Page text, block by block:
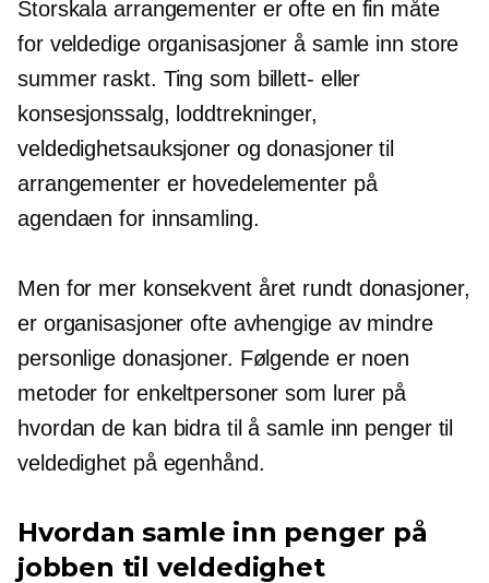
Storskala arrangementer er ofte en fin måte
for veldedige organisasjoner å samle inn store
summer raskt. Ting som billett- eller
konsesjonssalg, loddtrekninger,
veldedighetsauksjoner og donasjoner til
arrangementer er hovedelementer på
agendaen for innsamling.
Men for mer konsekvent året rundtdonasjoner,
er organisasjoner ofte avhengige av mindre
personlige donasjoner. Følgende er noen
metoder for enkeltpersoner som lurer på
hvordan de kan bidra til å samle inn penger til
veldedighet på egenhånd.
Hvordan samle inn penger på
jobben til veldedighet